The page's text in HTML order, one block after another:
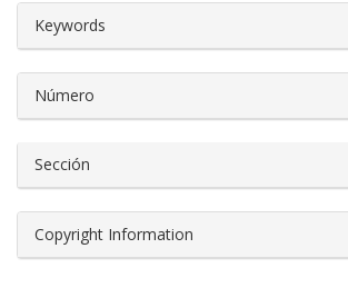
Keywords
Número
Sección
Copyright Information